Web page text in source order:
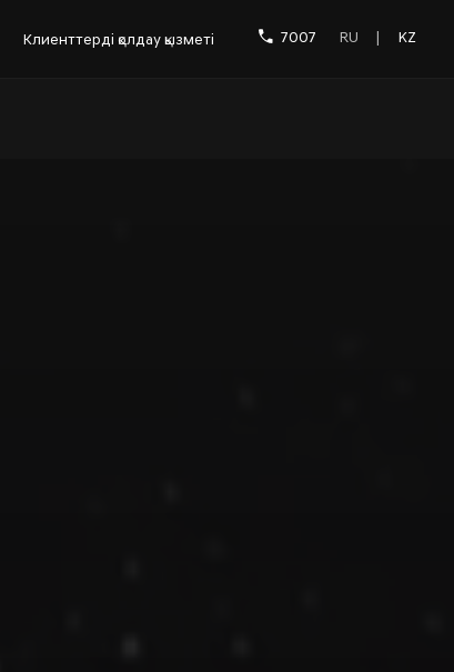
Клиенттерді қолдау қызметі 7007 RU KZ